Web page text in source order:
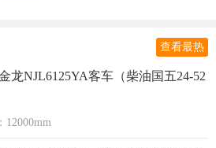
查看最热
龙NJL6125YA客车（柴油国五24-52
12000mm